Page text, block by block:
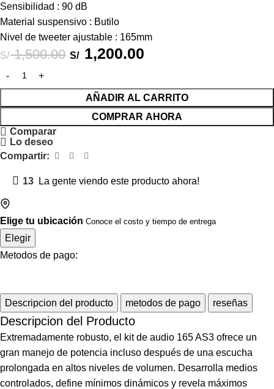
Sensibilidad : 90 dB
Material suspensivo : Butilo
Nivel de tweeter ajustable : 165mm
S/1,500.00 S/ 1,200.00
AÑADIR AL CARRITO
COMPRAR AHORA
Comparar
Lo deseo
Compartir:
13 La gente viendo este producto ahora!
Elige tu ubicación Conoce el costo y tiempo de entrega
Elegir
Metodos de pago:
Descripcion del producto metodos de pago reseñas
Descripcion del Producto
Extremadamente robusto, el kit de audio 165 AS3 ofrece un
gran manejo de potencia incluso después de una escucha
prolongada en altos niveles de volumen. Desarrolla medios
controlados, define mínimos dinámicos y revela máximos